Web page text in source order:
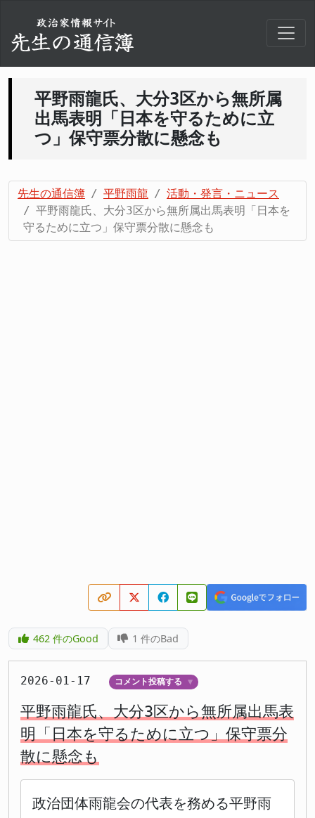
平野雨龍氏、大分3区から無所属
出馬表明「日本を守るために立
つ」保守票分散に懸念も
先生の通信簿 平野雨龍
活動・発言・ニュース
平野雨龍氏、大分3区から無所属出馬表明「日本を
守るために立つ」保守票分散に懸念も
462 件のGood 1 件のBad
2026-01-17 コメント投稿する ▼
平野雨龍氏、大分3区から無所属出馬表
明「日本を守るために立つ」保守票分
散に懸念も
政治団体雨龍会の代表を務める平野雨